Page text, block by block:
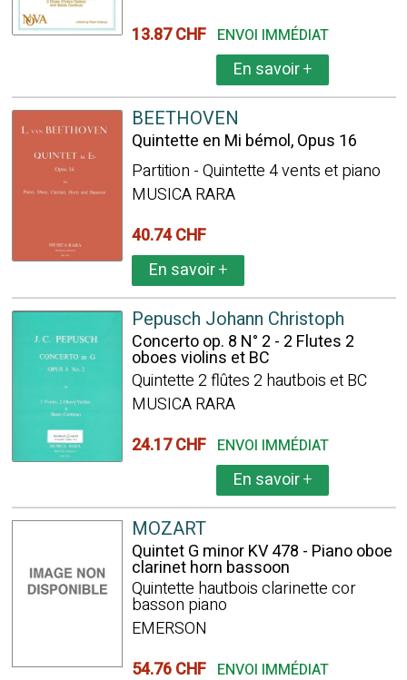
13.87 CHF ENVOI IMMÉDIAT
En savoir+
BEETHOVEN
Quintette en Mi bémol, Opus 16
Partition - Quintette 4 vents et piano
MUSICA RARA
40.74 CHF
En savoir+
Pepusch Johann Christoph
Concerto op. 8 N° 2 - 2 Flutes 2
oboes violins et BC
Quintette 2 flûtes 2 hautbois et BC
MUSICA RARA
24.17 CHF ENVOI IMMÉDIAT
En savoir+
MOZART
Quintet G minor KV 478 - Piano oboe
clarinet horn bassoon
Quintette hautbois clarinette cor
basson piano
EMERSON
54.76 CHF ENVOI IMMÉDIAT